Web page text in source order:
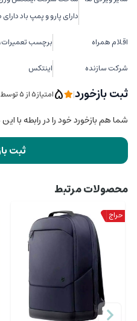
دارای پارو و پمپ باد
اقلام همراه برچسب
شرکت سازنده اینتکس
ثبت بازخورد|
5امتیاز5 از ۵ توسط 2 کاربر
شما هم بازخورد خود را در رابطه با
ثبت
محصولات مرتبط